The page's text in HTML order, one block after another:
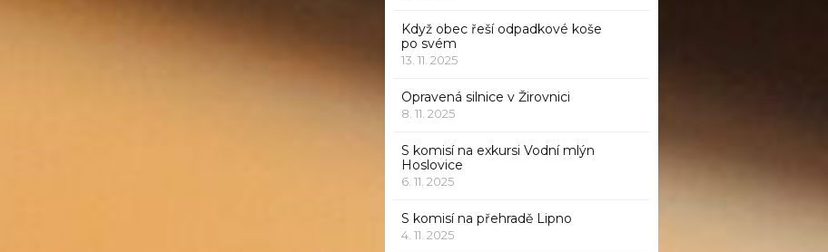
Když obec řeší odpadkové koše
po svém
13. 11. 2025
Opravená silnice v Žirovnici
8. 11. 2025
S komisí na exkursi Vodní mlýn
Hoslovice
6. 11. 2025
S komisí na přehradě Lipno
4. 11. 2025